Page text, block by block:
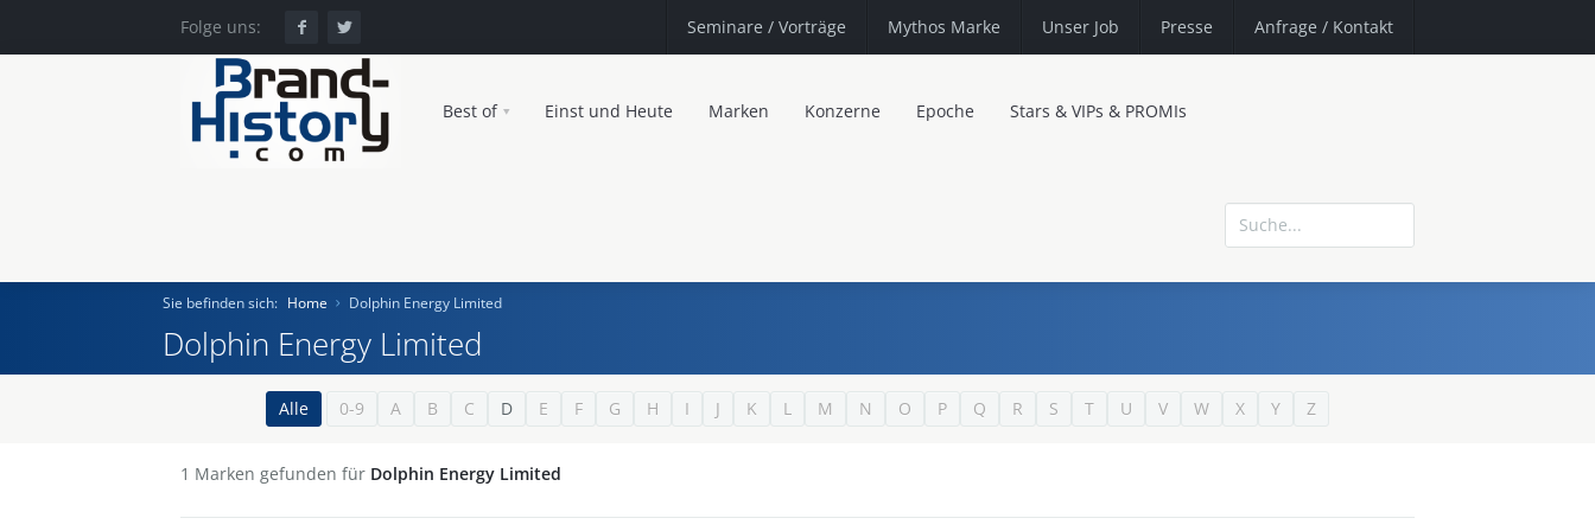
Folge uns: Seminare / Vorträge Mythos Marke Unser Job Presse Anfrage / Kontakt
Best of Einst und Heute Marken Konzerne Epoche Stars & VIPs & PROMIs
Sie befinden sich: Home Dolphin Energy Limited
Dolphin Energy Limited
Alle 0-9 A B C D E F G H I J K L M N O P Q R S T U V W X Y Z
1 Marken gefunden für Dolphin Energy Limited